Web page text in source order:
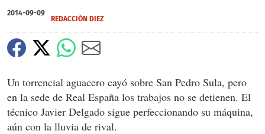
2014-09-09
REDACCIÓN DIEZ
Un torrencial aguacero cayó sobre San Pedro Sula, pero
en la sede de Real España los trabajos no se detienen. El
técnico Javier Delgado sigue perfeccionando su máquina,
aún con la lluvia de rival.